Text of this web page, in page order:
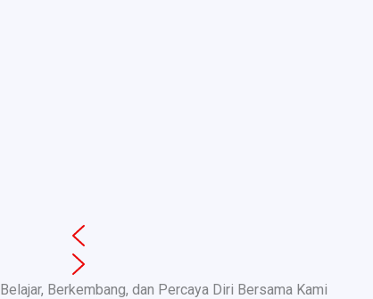
Belajar, Berkembang, dan Percaya Diri Bersama Kami